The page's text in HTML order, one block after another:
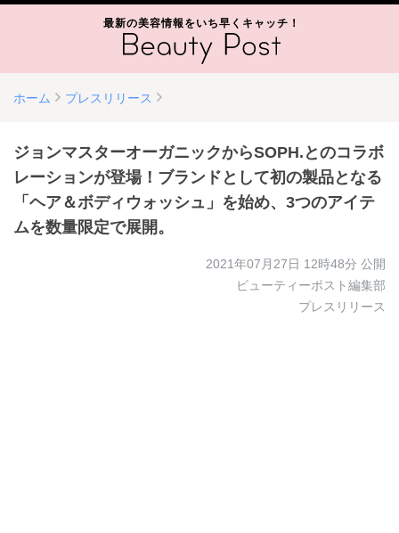
最新の美容情報をいち早くキャッチ！
ホーム プレスリリース
ジョンマスターオーガニックからSOPH.とのコラボ
レーションが登場！ブランドとして初の製品となる
「ヘア＆ボディウォッシュ」を始め、3つのアイテ
ムを数量限定で展開。
2021年07月27日 12時48分 公開
ビューティーポスト編集部
プレスリリース